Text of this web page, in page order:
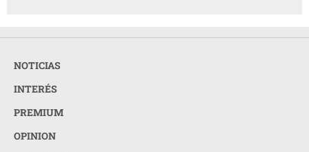
NOTICIAS
INTERÉS
PREMIUM
OPINION